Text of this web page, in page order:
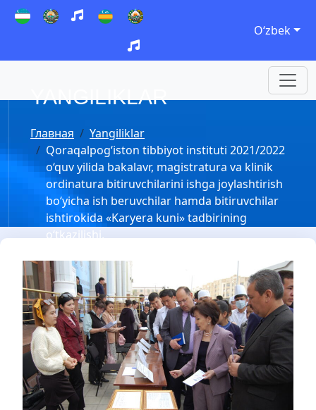
Oʻzbek
YANGILIKLAR
Главная
Yangiliklar
Qoraqalpog‘iston tibbiyot instituti 2021/2022
o‘quv yilida bakalavr, magistratura va klinik
ordinatura bitiruvchilarini ishga joylashtirish
bo‘yicha ish beruvchilar hamda bitiruvchilar
ishtirokida «Karyera kuni» tadbirining
o‘tkazilishi.